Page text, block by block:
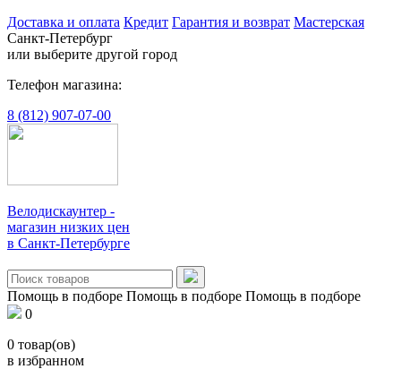
Доставка и оплата Кредит Гарантия и возврат Мастерская
Санкт-Петербург
или выберите другой город
Телефон магазина:
8 (812) 907-07-00
Велодискаунтер -
магазин низких цен
в Санкт-Петербурге
Помощь в подборе Помощь в подборе Помощь в подборе
0
0 товар(ов)
в избранном